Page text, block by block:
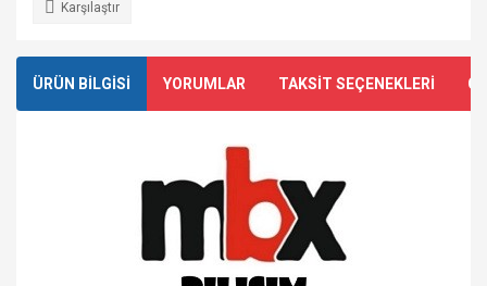
Karşılaştır
ÜRÜN BİLGİSİ YORUMLAR TAKSİT SEÇENEKLERİ